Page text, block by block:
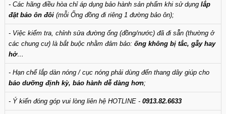
- Các hãng điều hòa chỉ áp dụng bảo hành sản phẩm khi sử dụng lắp
đặt bảo ôn đôi (mỗi Ống đồng đi riêng 1 đường bảo ôn);
- Việc kiểm tra, chỉnh sửa đường ống (đồng/nước) đã đi sẵn (thường ở
các chung cư) là bắt buộc nhằm đảm bảo: ống không bị tắc, gẫy hay
hở…
- Hạn chế lắp dàn nóng / cục nóng phải dùng đến thang dây giúp cho
bảo dưỡng định kỳ, bảo hành dễ dàng hơn;
- Ý kiến đóng góp vui lòng liên hệ HOTLINE - 0913.82.6633